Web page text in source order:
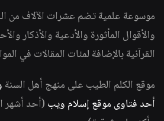
موسوعة علمية تضم عشرات الآلاف من
والأقوال المأثورة والأدعية والأذكار
القرآنية بالإضافة لمئات المقالات في
موقع الكلم الطيب على منهج أهل السنة
أحد فتاوى موقع إسلام ويب (أحد أشهر